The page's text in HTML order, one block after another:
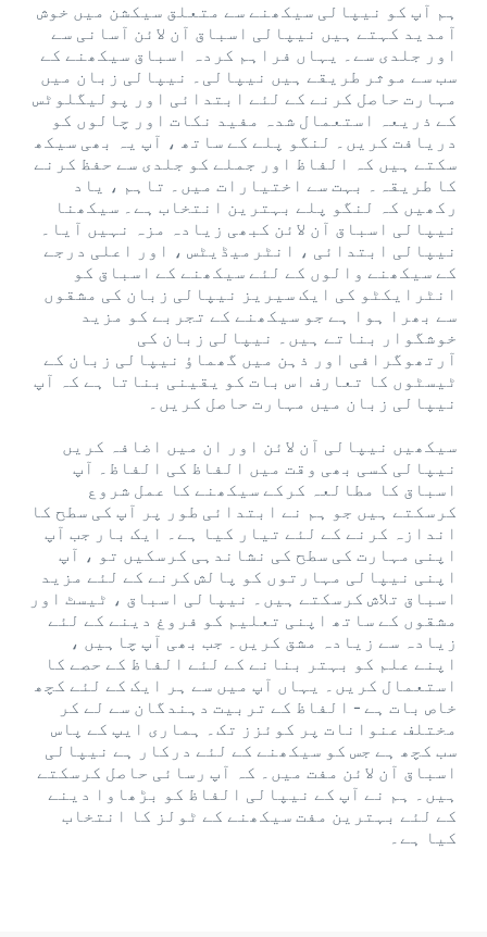
ہم آپ کو نیپالی سیکھنے سے متعلق سیکشن میں خوش
آمدید کہتے ہیں نیپالی اسباق آن لائن آسانی سے
اور جلدی سے۔ یہاں فراہم کردہ اسباق سیکھنے کے
سب سے موثر طریقے ہیں نیپالی۔ نیپالی زبان میں
مہارت حاصل کرنے کے لئے ابتدائی اور پولیگلوٹس
کے ذریعہ استعمال شدہ مفید نکات اور چالوں کو
دریافت کریں۔ لنگو پلے کے ساتھ ، آپ یہ بھی سیکھ
سکتے ہیں کہ الفاظ اور جملے کو جلدی سے حفظ کرنے
کا طریقہ۔ بہت سے اختیارات میں۔ تاہم ، یاد
رکھیں کہ لنگو پلے بہترین انتخاب ہے۔ سیکھنا
نیپالی اسباق آن لائن کبھی زیادہ مزہ نہیں آیا۔
نیپالی ابتدائی ، انٹرمیڈیٹس ، اور اعلی درجے
کے سیکھنے والوں کے لئے سیکھنے کے اسباق کو
انٹرایکٹو کی ایک سیریز نیپالی زبان کی مشقوں
سے بھرا ہوا ہے جو سیکھنے کے تجربے کو مزید
خوشگوار بناتے ہیں۔ نیپالی زبان کی
آرتھوگرافی اور ذہن میں گھماؤ نیپالی زبان کے
ٹیسٹوں کا تعارف اس بات کو یقینی بناتا ہے کہ آپ
نیپالی زبان میں مہارت حاصل کریں۔
سیکھیں نیپالی آن لائن اور ان میں اضافہ کریں
نیپالی کسی بھی وقت میں الفاظ کی الفاظ۔ آپ
اسباق کا مطالعہ کرکے سیکھنے کا عمل شروع
کرسکتے ہیں جو ہم نے ابتدائی طور پر آپ کی سطح کا
اندازہ کرنے کے لئے تیار کیا ہے۔ ایک بار جب آپ
اپنی مہارت کی سطح کی نشاندہی کرسکیں تو ، آپ
اپنی نیپالی مہارتوں کو پالش کرنے کے لئے مزید
اسباق تلاش کرسکتے ہیں۔ نیپالی اسباق ، ٹیسٹ اور
مشقوں کے ساتھ اپنی تعلیم کو فروغ دینے کے لئے
زیادہ سے زیادہ مشق کریں۔ جب بھی آپ چاہیں ،
اپنے علم کو بہتر بنانے کے لئے الفاظ کے حصے کا
استعمال کریں۔ یہاں آپ میں سے ہر ایک کے لئے کچھ
خاص بات ہے - الفاظ کے تربیت دہندگان سے لے کر
مختلف عنوانات پر کوئزز تک۔ ہماری ایپ کے پاس
سب کچھ ہے جس کو سیکھنے کے لئے درکار ہے نیپالی
اسباق آن لائن مفت میں۔ کہ آپ رسائی حاصل کرسکتے
ہیں۔ ہم نے آپ کے نیپالی الفاظ کو بڑھاوا دینے
کے لئے بہترین مفت سیکھنے کے ٹولز کا انتخاب
کیا ہے۔